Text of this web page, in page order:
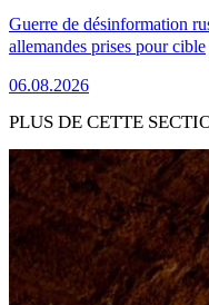
Guerre de désinformation
allemandes prises pour cible
06.08.2026
PLUS DE CETTE